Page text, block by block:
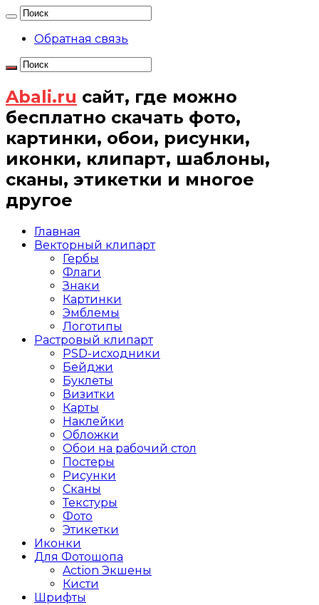
Обратная связь
Abali.ru сайт, где можно
бесплатно скачать фото,
картинки, обои, рисунки,
иконки, клипарт, шаблоны,
сканы, этикетки и многое
другое
Главная
Векторный клипарт
Гербы
Флаги
Знаки
Картинки
Эмблемы
Логотипы
Растровый клипарт
PSD-исходники
Бейджи
Буклеты
Визитки
Карты
Наклейки
Обложки
Обои на рабочий стол
Постеры
Рисунки
Сканы
Текстуры
Фото
Этикетки
Иконки
Для Фотошопа
Action Экшены
Кисти
Шрифты